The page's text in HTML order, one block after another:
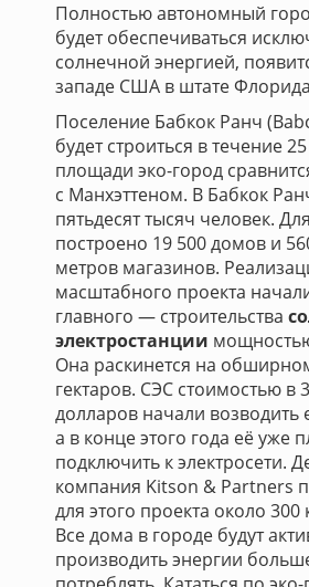
Полностью автономный
будет обеспечиваться
солнечной энергией,
западе США в штате
Поселение Бабкок Ранч
будет строиться в течение
площади эко-город
с Манхэттеном. В Бабкок
пятьдесят тысяч человек.
построено 19 500 домов и
метров магазинов.
масштабного проекта
главного — строительства
электростанции
Она раскинется на
гектаров. СЭС стоимостью в
долларов начали возводить
а в конце этого года её уже
подключить к электросети.
компания Kitson & Partners
для этого проекта около 300
Все дома в городе будут
производить энергии